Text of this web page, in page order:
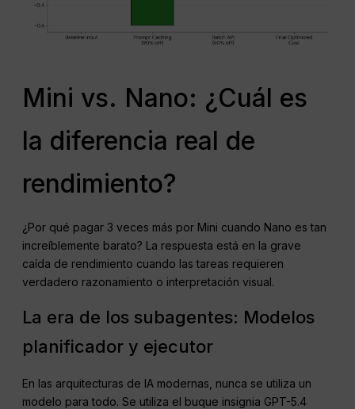
Mini vs. Nano: ¿Cuál es
la diferencia real de
rendimiento?
¿Por qué pagar 3 veces más por Mini cuando Nano es tan
increíblemente barato? La respuesta está en la grave
caída de rendimiento cuando las tareas requieren
verdadero razonamiento o interpretación visual.
La era de los subagentes: Modelos
planificador y ejecutor
En las arquitecturas de IA modernas, nunca se utiliza un
modelo para todo. Se utiliza el buque insignia GPT-5.4